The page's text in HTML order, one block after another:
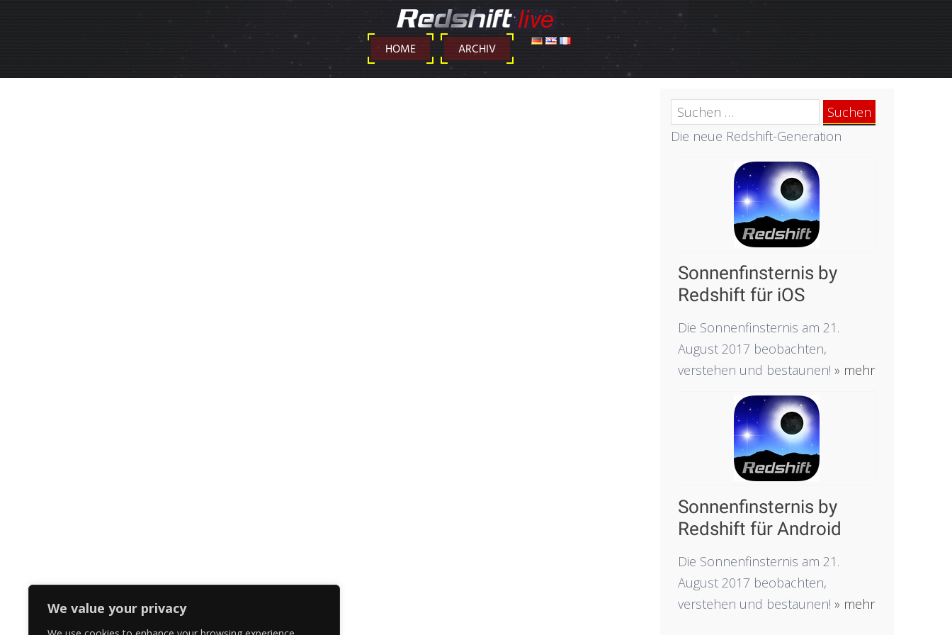
We value your privacy
HOME ARCHIV
DEUTSCH ENGLISH FRANÇAIS
Suchen
nach:
Die neue Redshift-Generation
Sonnenfinsternis by
Redshift für iOS
Die Sonnenfinsternis am 21.
August 2017 beobachten,
verstehen und bestaunen! » mehr
Sonnenfinsternis by
Redshift für Android
Die Sonnenfinsternis am 21.
August 2017 beobachten,
verstehen und bestaunen! » mehr